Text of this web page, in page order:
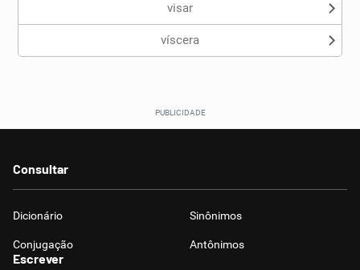
visar
víscera
Consultar
Dicionário Sinônimos
Conjugação Antônimos
Escrever